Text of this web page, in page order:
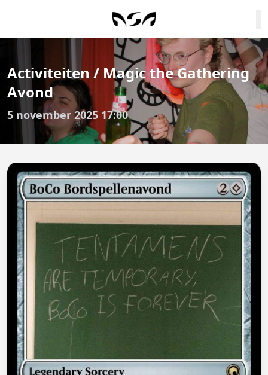
Activiteiten / Magic the Gathering
Avond
5 november 2025 17:00